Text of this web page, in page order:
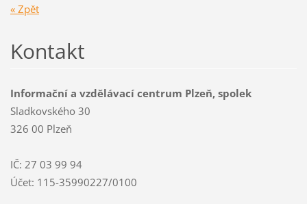
« Zpět
Kontakt
Informační a vzdělávací centrum Plzeň, spolek
Sladkovského 30
326 00 Plzeň
IČ: 27 03 99 94
Účet: 115-35990227/0100